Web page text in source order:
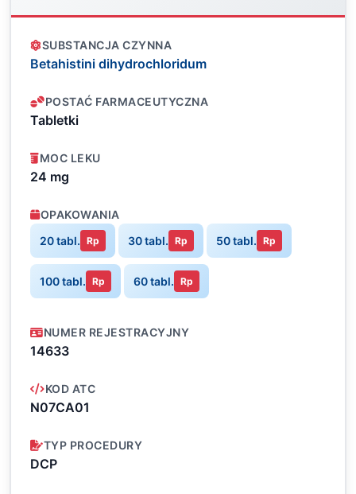
SUBSTANCJA CZYNNA
Betahistini dihydrochloridum
POSTAĆ FARMACEUTYCZNA
Tabletki
MOC LEKU
24 mg
OPAKOWANIA
20 tabl. Rp 30 tabl. Rp 50 tabl. Rp
100 tabl. Rp 60 tabl. Rp
NUMER REJESTRACYJNY
14633
KOD ATC
N07CA01
TYP PROCEDURY
DCP